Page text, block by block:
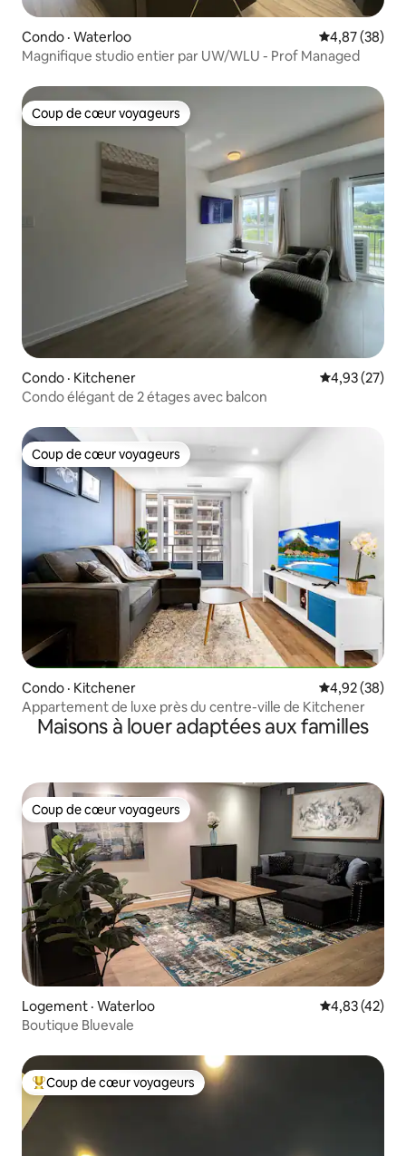
Condo · Waterloo Note
4,87 (38)
Magnifique studio entier par UW/WLU - Prof Managed
Coup de cœur voyageurs
Coup de cœur voyageurs
Condo · Kitchener Note
4,93 (27)
Condo élégant de 2 étages avec balcon
Coup de cœur voyageurs
Coup de cœur voyageurs
Condo · Kitchener Note
4,92 (38)
Appartement de luxe près du centre-ville de Kitchener
Maisons à louer adaptées aux familles
Coup de cœur voyageurs
Coup de cœur voyageurs
Logement · Waterloo Note
4,83 (42)
Boutique Bluevale
Coup de cœur voyageurs parmi les plus aimés
Coup de cœur voyageurs